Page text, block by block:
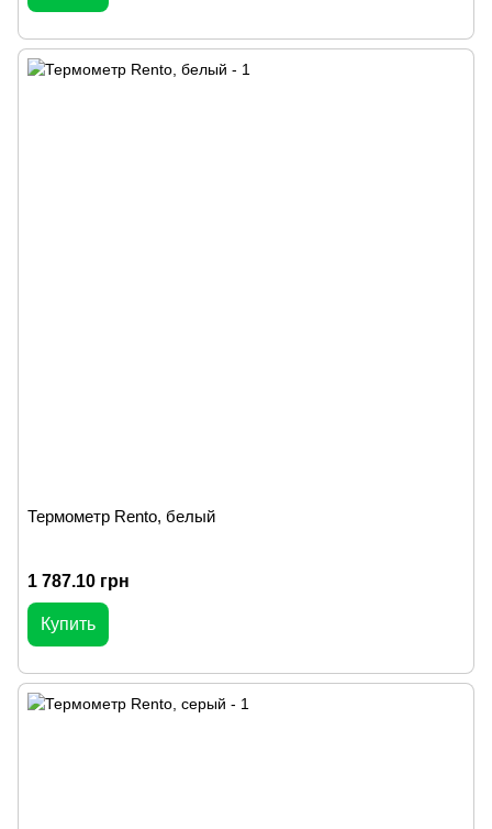
Термометр Rento, белый
1 787.10 грн
Купить